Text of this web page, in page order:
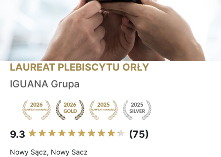
LAUREAT PLEBISCYTU ORŁY
IGUANA Grupa
9.3 (75)
Nowy Sącz, Nowy Sacz